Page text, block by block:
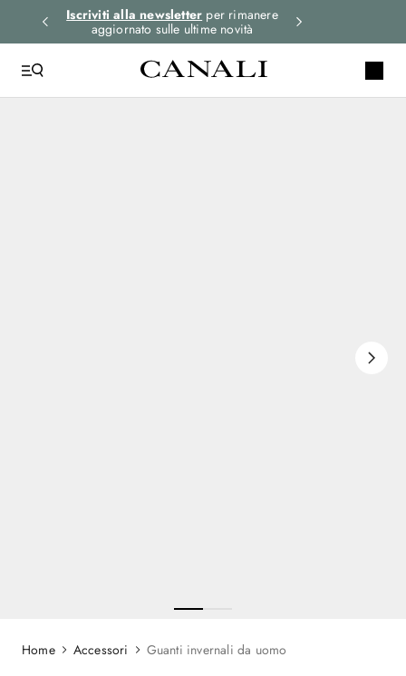
Iscriviti alla newsletter per rimanere
aggiornato sulle ultime novità
Accessori Guanti invernali da uomo